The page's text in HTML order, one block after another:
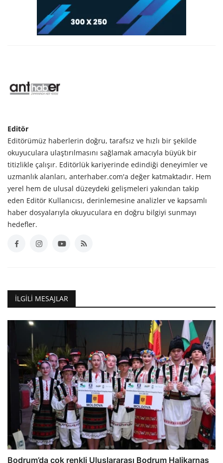
Editör
Editörümüz haberlerin doğru, tarafsız ve hızlı bir şekilde
okuyuculara ulaştırılmasını sağlamak amacıyla büyük bir
titizlikle çalışır. Editörlük kariyerinde edindiği deneyimler ve
uzmanlık alanları, anterhaber.com'a değer katmaktadır. Hem
yerel hem de ulusal düzeydeki gelişmeleri yakından takip
eden Editör Kullanıcısı, derinlemesine analizler ve kapsamlı
haber dosyalarıyla okuyuculara en doğru bilgiyi sunmayı
hedefler.
İLGILI MESAJLAR
Bodrum’da çok renkli Uluslararası Bodrum Halikarnas